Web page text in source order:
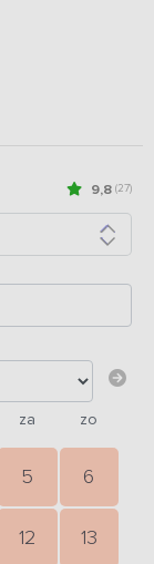
9,8 (27)
za zo
5 6
12 13